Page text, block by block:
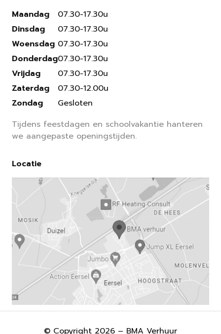
Maandag
Dinsdag
Woensdag
Donderdag
Vrijdag
Zaterdag
Zondag
07.30-17.30u
07.30-17.30u
07.30-17.30u
07.30-17.30u
07.30-17.30u
07.30-12.00u
Gesloten
Tijdens feestdagen en schoolvakantie hanteren
we aangepaste openingstijden.
Locatie
© Copyright 2026 – BMA Verhuur